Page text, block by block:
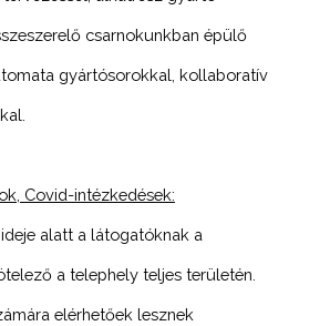
csarnokunkban épülő
gyártósorokkal, kollaboratív
Covid-intézkedések:
alatt a látogatóknak a
a telephely teljes területén.
elérhetőek lesznek